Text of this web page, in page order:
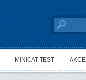
MINICAT TEST